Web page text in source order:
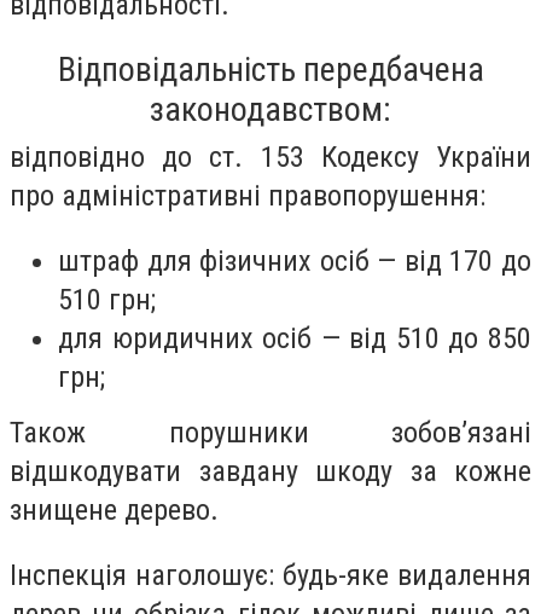
Відповідальність передбачена
законодавством:
відповідно до ст. 153 Кодексу України
про адміністративні правопорушення:
штраф для фізичних осіб — від 170 до
510 грн;
для юридичних осіб — від 510 до 850
грн;
Також порушники зобов’язані
відшкодувати завдану шкоду за кожне
знищене дерево.
Інспекція наголошує: будь-яке видалення